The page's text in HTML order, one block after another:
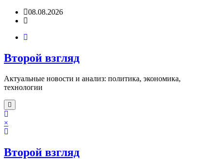
Перейти08.08.2026
Второй взгляд
Актуальные новости и анализ: политика, экономика,
технологии
×
Второй взгляд